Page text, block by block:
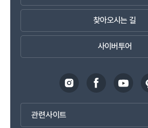
찾아오시는 길
사이버투어
관련사이트